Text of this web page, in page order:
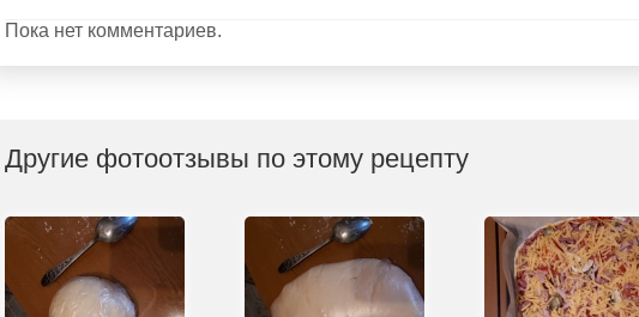
Пока нет комментариев.
Другие фотоотзывы по этому рецепту